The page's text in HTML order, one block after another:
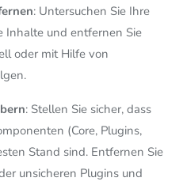
: Untersuchen Sie Ihre
Inhalte und entfernen Sie
oder mit Hilfe von
: Stellen Sie sicher, dass
(Core, Plugins,
Stand sind. Entfernen Sie
unsicheren Plugins und